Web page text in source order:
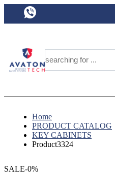
Home
PRODUCT CATALOG
KEY CABINETS
Product3324
SALE-0%